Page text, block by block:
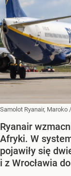
Samolot Ryanair, Maroko
Ryanair
Afryki. W
pojawiły się
i z Wrocławia